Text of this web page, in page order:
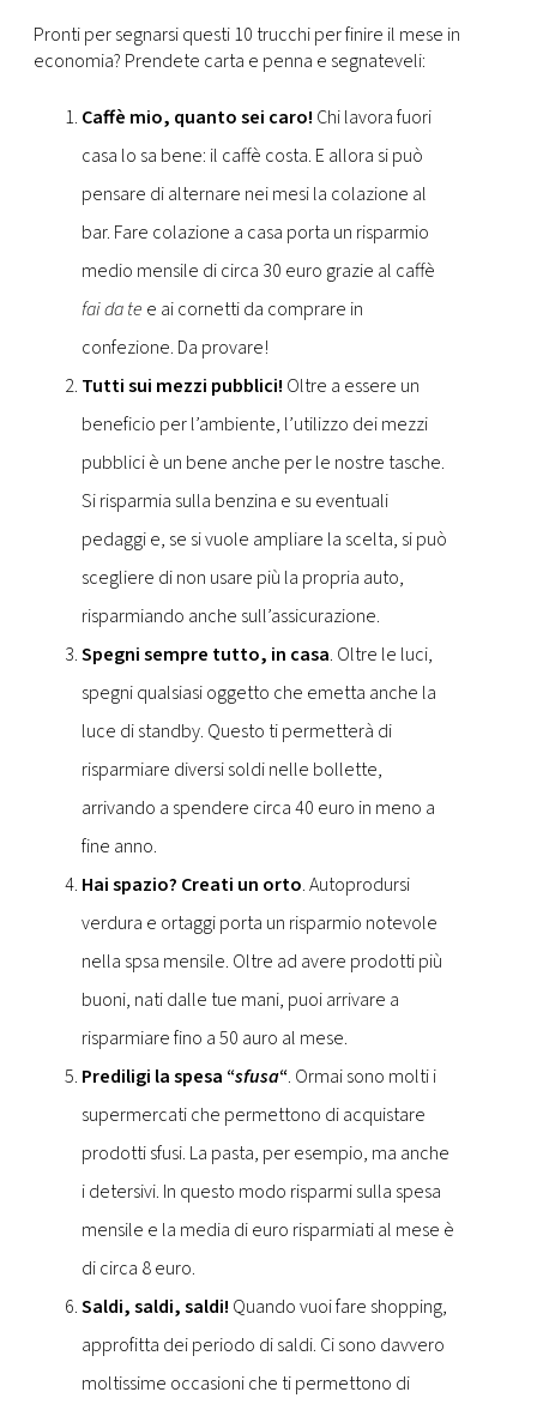
Pronti per segnarsi questi 10 trucchi per finire il mese in
economia? Prendete carta e penna e segnateveli:
Caffè mio, quanto sei caro! Chi lavora fuori
casa lo sa bene: il caffè costa. E allora si può
pensare di alternare nei mesi la colazione al
bar. Fare colazione a casa porta un risparmio
medio mensile di circa 30 euro grazie al caffè
fai da te e ai cornetti da comprare in
confezione. Da provare!
Tutti sui mezzi pubblici! Oltre a essere un
beneficio per l’ambiente, l’utilizzo dei mezzi
pubblici è un bene anche per le nostre tasche.
Si risparmia sulla benzina e su eventuali
pedaggi e, se si vuole ampliare la scelta, si può
scegliere di non usare più la propria auto,
risparmiando anche sull’assicurazione.
Spegni sempre tutto, in casa. Oltre le luci,
spegni qualsiasi oggetto che emetta anche la
luce di standby. Questo ti permetterà di
risparmiare diversi soldi nelle bollette,
arrivando a spendere circa 40 euro in meno a
fine anno.
Hai spazio? Creati un orto. Autoprodursi
verdura e ortaggi porta un risparmio notevole
nella spsa mensile. Oltre ad avere prodotti più
buoni, nati dalle tue mani, puoi arrivare a
risparmiare fino a 50 auro al mese.
Prediligi la spesa “sfusa“. Ormai sono molti i
supermercati che permettono di acquistare
prodotti sfusi. La pasta, per esempio, ma anche
i detersivi. In questo modo risparmi sulla spesa
mensile e la media di euro risparmiati al mese è
di circa 8 euro.
Saldi, saldi, saldi! Quando vuoi fare shopping,
approfitta dei periodo di saldi. Ci sono davvero
moltissime occasioni che ti permettono di